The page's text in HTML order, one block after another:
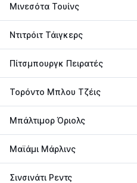
Μινεσότα Τουίνς
Ντιτρόιτ Τάιγκερς
Πίτσμπουργκ Πειρατές
Τορόντο Μπλου Τζέις
Μπάλτιμορ Όριολς
Μαϊάμι Μάρλινς
Σινσινάτι Ρεντς